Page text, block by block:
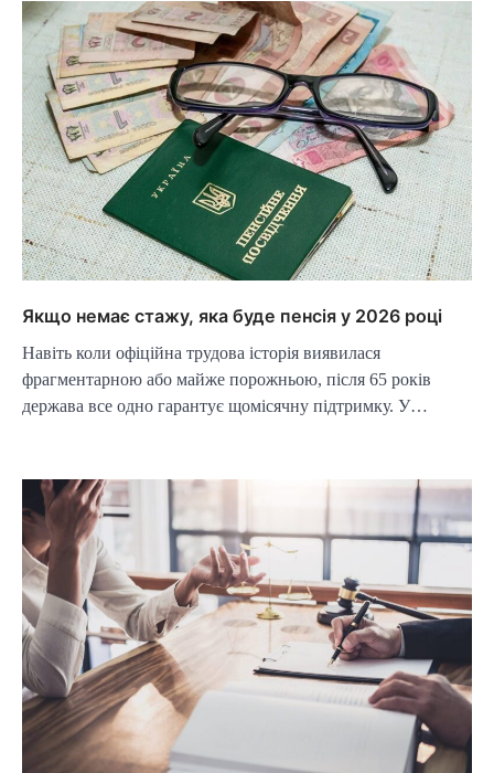
Якщо немає стажу, яка буде пенсія у 2026 році
Навіть коли офіційна трудова історія виявилася
фрагментарною або майже порожньою, після 65 років
держава все одно гарантує щомісячну підтримку. У…